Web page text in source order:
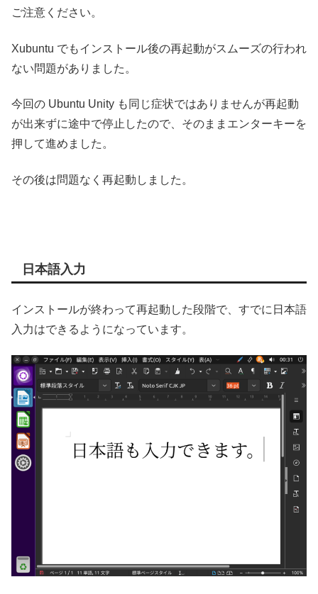
ご注意ください。
Xubuntu でもインストール後の再起動がスムーズの行われ
ない問題がありました。
今回の Ubuntu Unity も同じ症状ではありませんが再起動
が出来ずに途中で停止したので、そのままエンターキーを
押して進めました。
その後は問題なく再起動しました。
日本語入力
インストールが終わって再起動した段階で、すでに日本語
入力はできるようになっています。